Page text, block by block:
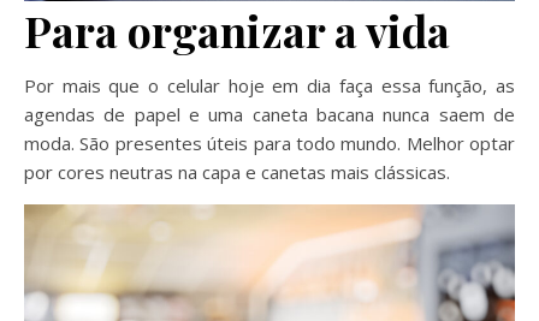
Para organizar a vida
Por mais que o celular hoje em dia faça essa função, as
agendas de papel e uma caneta bacana nunca saem de
moda. São presentes úteis para todo mundo. Melhor optar
por cores neutras na capa e canetas mais clássicas.